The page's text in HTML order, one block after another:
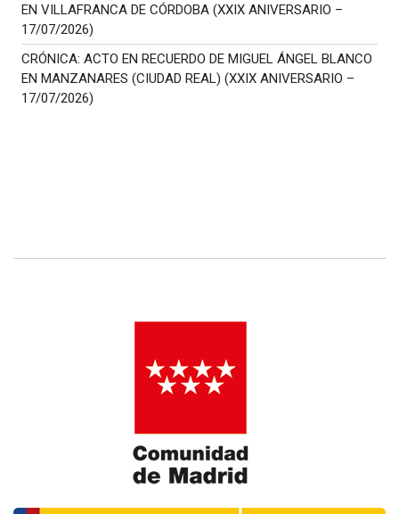
EN VILLAFRANCA DE CÓRDOBA (XXIX ANIVERSARIO –
17/07/2026)
CRÓNICA: ACTO EN RECUERDO DE MIGUEL ÁNGEL BLANCO
EN MANZANARES (CIUDAD REAL) (XXIX ANIVERSARIO –
17/07/2026)